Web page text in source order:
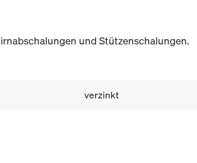
und Stützenschalungen.
verzinkt